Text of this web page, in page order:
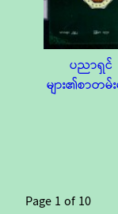
ပညာရှင်
များ၏စာတမ်း
Page1 of10